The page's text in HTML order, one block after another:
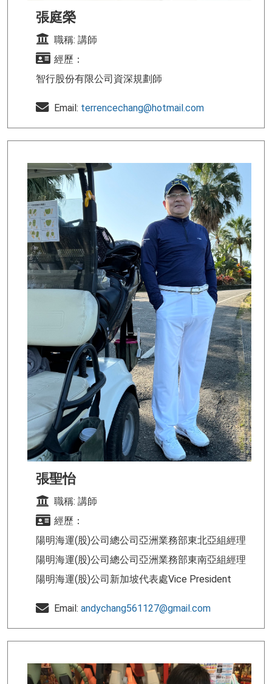
張庭榮
職稱: 講師
經歷：
智行股份有限公司資深規劃師
Email: terrencechang@hotmail.com
張聖怡
職稱: 講師
經歷：
陽明海運(股)公司總公司亞洲業務部東北亞組經理
陽明海運(股)公司總公司亞洲業務部東南亞組經理
陽明海運(股)公司新加坡代表處Vice President
Email: andychang561127@gmail.com